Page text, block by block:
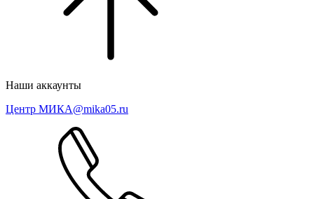
Наши аккаунты
Центр МИКА@mika05.ru